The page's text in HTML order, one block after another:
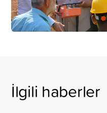
İlgili haberler